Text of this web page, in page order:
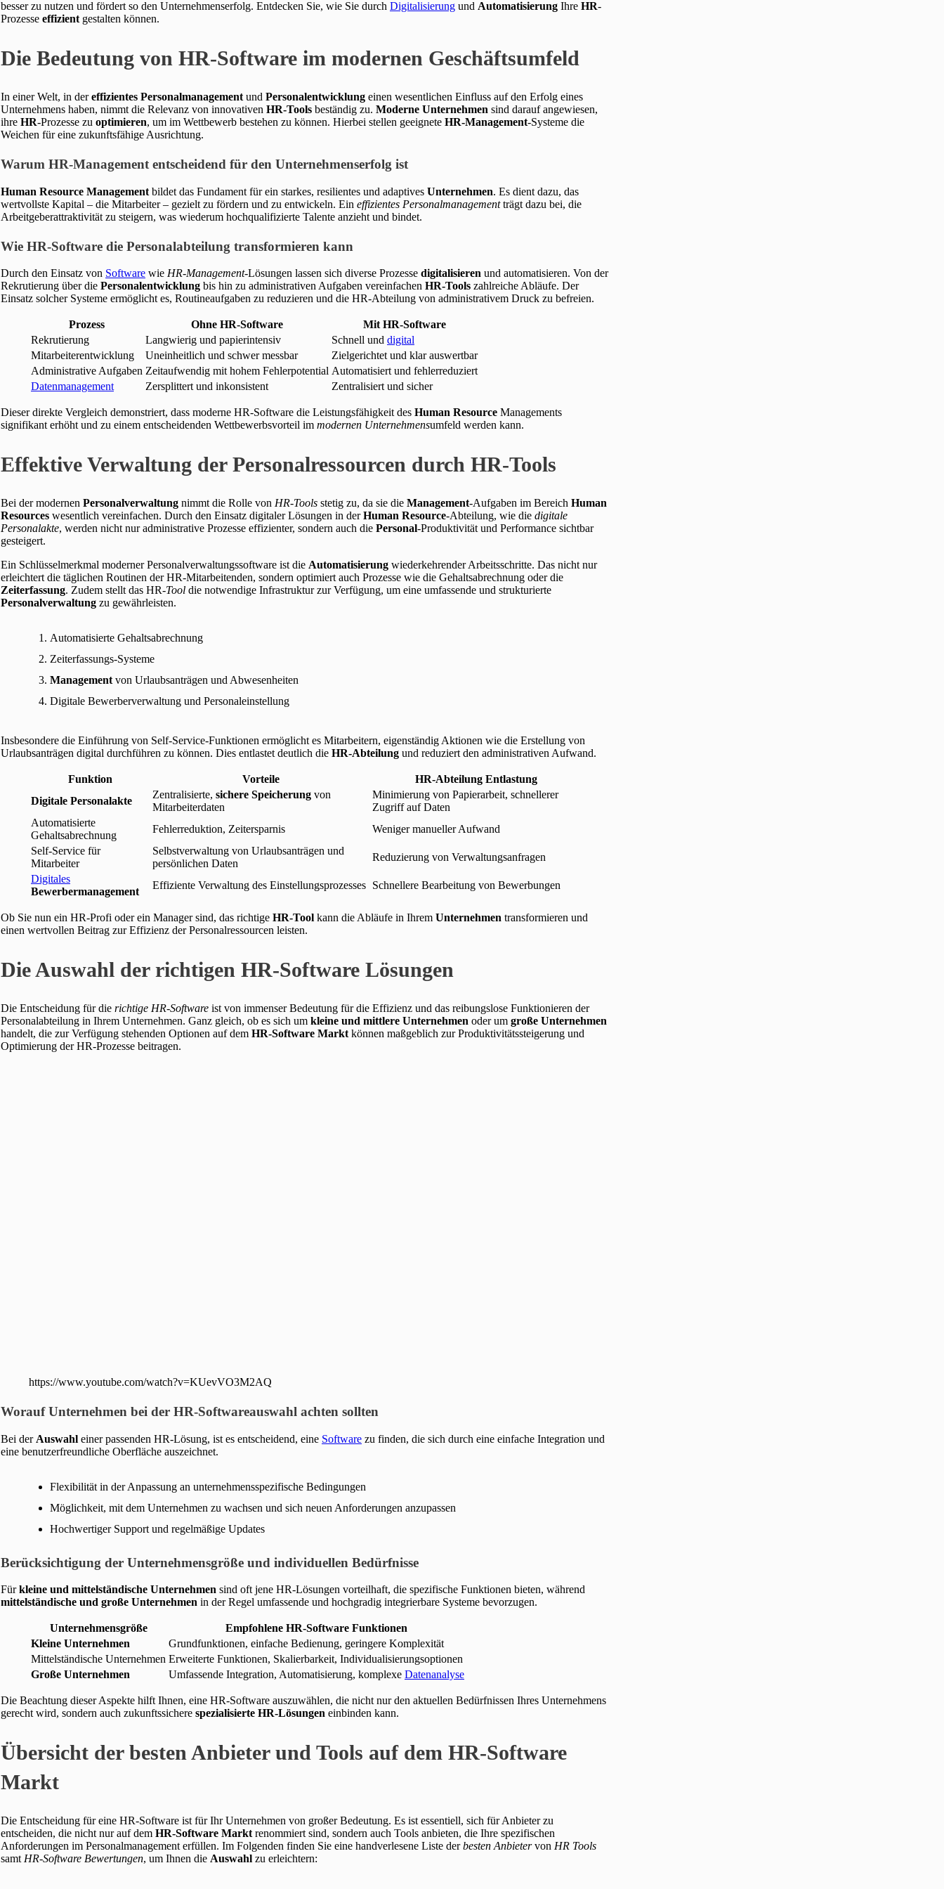
besser zu nutzen und fördert so den Unternehmenserfolg. Entdecken Sie, wie Sie durch Digitalisierung und Automatisierung Ihre HR-
Prozesse effizient gestalten können.
Die Bedeutung von HR-Software im modernen Geschäftsumfeld
In einer Welt, in dereffizientes Personalmanagement und Personalentwicklung einen wesentlichen Einfluss auf den Erfolg eines
Unternehmens haben, nimmt die Relevanz von innovativen HR-Tools beständig zu. Moderne Unternehmen sind darauf angewiesen,
ihre HR-Prozesse zu optimieren, um im Wettbewerb bestehen zu können. Hierbei stellen geeignete HR-Management-Systeme die
Weichen für eine zukunftsfähige Ausrichtung.
Warum HR-Management entscheidend für den Unternehmenserfolg ist
Human Resource Management bildet das Fundament für ein starkes, resilientes und adaptives Unternehmen. Es dient dazu, das
wertvollste Kapital – die Mitarbeiter – gezielt zu fördern und zu entwickeln. Ein effizientes Personalmanagementträgt dazu bei, die
Arbeitgeberattraktivität zu steigern, was wiederum hochqualifizierte Talente anzieht und bindet.
Wie HR-Software die Personalabteilung transformieren kann
Durch den Einsatz von Software wie HR-Management-Lösungen lassen sich diverse Prozesse digitalisieren und automatisieren. Von der
Rekrutierung über die Personalentwicklung bis hin zu administrativen Aufgaben vereinfachen HR-Tools zahlreiche Abläufe. Der
Einsatz solcher Systeme ermöglicht es, Routineaufgaben zu reduzieren und die HR-Abteilung von administrativem Druck zu befreien.
Prozess Ohne HR-Software
Mit HR-Software
Rekrutierung
Langwierig und papierintensiv Schnell und digital
Mitarbeiterentwicklung
Uneinheitlich und schwer messbar
Zielgerichtet und klar auswertbar
Administrative Aufgaben Zeitaufwendig mit hohem Fehlerpotential Automatisiert und fehlerreduziert
Datenmanagement
Zersplittert und inkonsistent Zentralisiert und sicher
Dieser direkte Vergleich demonstriert, dass moderne HR-Software die Leistungsfähigkeit des Human Resource Managements
signifikant erhöht und zu einem entscheidenden Wettbewerbsvorteil im modernen Unternehmensumfeld werden kann.
Effektive Verwaltung der Personalressourcen durch HR-Tools
Bei der modernen Personalverwaltung nimmt die Rolle von HR-Tools stetig zu, da sie die Management-Aufgaben im Bereich Human
Resources wesentlich vereinfachen. Durch den Einsatz digitaler Lösungen in derHuman Resource-Abteilung, wie die digitale
Personalakte, werden nicht nur administrative Prozesse effizienter, sondern auch die Personal-Produktivität und Performance sichtbar
gesteigert.
Ein Schlüsselmerkmal moderner Personalverwaltungssoftware ist die Automatisierung wiederkehrender Arbeitsschritte. Das nicht nur
erleichtert die täglichen Routinen der HR-Mitarbeitenden, sondern optimiert auch Prozesse wie die Gehaltsabrechnung oder die
Zeiterfassung. Zudem stellt das HR-Tool die notwendige Infrastruktur zur Verfügung, um eine umfassende und strukturierte
Personalverwaltung zu gewährleisten.
Automatisierte Gehaltsabrechnung
Zeiterfassungs-Systeme
Management von Urlaubsanträgen und Abwesenheiten
Digitale Bewerberverwaltung und Personaleinstellung
Insbesondere die Einführung von Self-Service-Funktionen ermöglicht es Mitarbeitern, eigenständig Aktionen wie die Erstellung von
Urlaubsanträgen digital durchführen zu können. Dies entlastet deutlich die HR-Abteilung und reduziert den administrativen Aufwand.
Funktion Vorteile
HR-Abteilung Entlastung
Digitale Personalakte
Zentralisierte, sichere Speicherung von
Mitarbeiterdaten
Minimierung von Papierarbeit, schnellerer
Zugriff auf Daten
Automatisierte
Gehaltsabrechnung
Fehlerreduktion, Zeitersparnis
Weniger manueller Aufwand
Self-Service für
Mitarbeiter
Selbstverwaltung von Urlaubsanträgen und
persönlichen Daten
Reduzierung von Verwaltungsanfragen
Digitales
Bewerbermanagement
Effiziente Verwaltung des Einstellungsprozesses Schnellere Bearbeitung von Bewerbungen
Ob Sie nun ein HR-Profi oder ein Manager sind, das richtige HR-Tool kann die Abläufe in Ihrem Unternehmen transformieren und
einen wertvollen Beitrag zur Effizienz der Personalressourcen leisten.
Die Auswahl der richtigen HR-Software Lösungen
Die Entscheidung für die richtige HR-Software ist von immenser Bedeutung für die Effizienz und das reibungslose Funktionieren der
Personalabteilung in Ihrem Unternehmen. Ganz gleich, ob es sich um kleine und mittlere Unternehmen oder um große Unternehmen
handelt, die zur Verfügung stehenden Optionen auf dem HR-Software Markt können maßgeblich zur Produktivitätssteigerung und
Optimierung der HR-Prozesse beitragen.
https://www.youtube.com/watch?v=KUevVO3M2AQ
Worauf Unternehmen bei der HR-Softwareauswahl achten sollten
Bei der Auswahl einer passenden HR-Lösung, ist es entscheidend, eine Software zu finden, die sich durch eine einfache Integration und
eine benutzerfreundliche Oberfläche auszeichnet.
Flexibilität in der Anpassung an unternehmensspezifische Bedingungen
Möglichkeit, mit dem Unternehmen zu wachsen und sich neuen Anforderungen anzupassen
Hochwertiger Support und regelmäßige Updates
Berücksichtigung der Unternehmensgröße und individuellen Bedürfnisse
Fürkleine und mittelständische Unternehmen sind oft jene HR-Lösungen vorteilhaft, die spezifische Funktionen bieten, während
mittelständische und große Unternehmen in der Regel umfassende und hochgradig integrierbare Systeme bevorzugen.
Unternehmensgröße
Empfohlene HR-Software Funktionen
Kleine Unternehmen
Grundfunktionen, einfache Bedienung, geringere Komplexität
Mittelständische Unternehmen Erweiterte Funktionen, Skalierbarkeit, Individualisierungsoptionen
Große Unternehmen
Umfassende Integration, Automatisierung, komplexe Datenanalyse
Die Beachtung dieser Aspekte hilft Ihnen, eine HR-Software auszuwählen, die nicht nur den aktuellen Bedürfnissen Ihres Unternehmens
gerecht wird, sondern auch zukunftssichere spezialisierte HR-Lösungen einbinden kann.
Übersicht der besten Anbieter und Tools auf dem HR-Software
Markt
Die Entscheidung für eine HR-Software ist für Ihr Unternehmen von großer Bedeutung. Es ist essentiell, sich für Anbieter zu
entscheiden, die nicht nur auf dem HR-Software Markt renommiert sind, sondern auch Tools anbieten, die Ihre spezifischen
Anforderungen im Personalmanagement erfüllen. Im Folgenden finden Sie eine handverlesene Liste derbesten Anbietervon HR Tools
samt HR-Software Bewertungen, um Ihnen die Auswahl zu erleichtern: